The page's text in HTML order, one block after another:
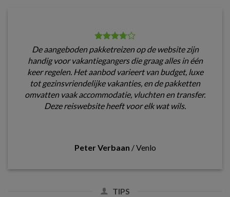
De aangeboden pakketreizen op de website zijn
handig voor vakantiegangers die graag alles in één
keer regelen. Het aanbod varieert van budget, luxe
tot gezinsvriendelijke vakanties, en de pakketten
omvatten vaak accommodatie, vluchten en transfer.
Deze reiswebsite heeft voor elk wat wils.
Peter Verbaan /Venlo
TIPS